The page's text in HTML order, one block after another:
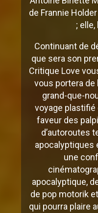
de Frannie
;
Continuant de
que sera son
Critique Love
vous portera de
grand-que-
voyage plastifié
faveur des
d’autoroutes
apocalyptiques
une
apocalyptique,
de pop motorik
qui pourra plaire